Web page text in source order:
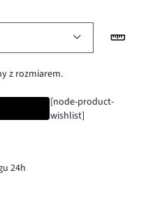
z rozmiarem.
[node-product-
wishlist]
24h